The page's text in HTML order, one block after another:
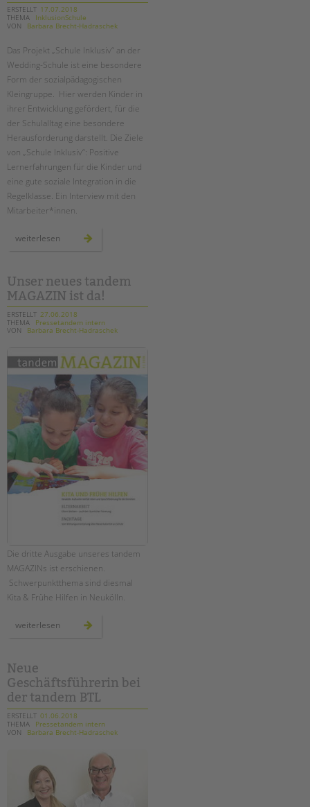
ERSTELLT 17.07.2018
THEMA
InklusionSchule
VON
Barbara Brecht-Hadraschek
Das Projekt „Schule Inklusiv“ an der
Wedding-Schule ist eine besondere
Form der sozialpädagogischen
Kleingruppe. Hier werden Kinder in
ihrer Entwicklung gefördert, für die
der Schulalltag eine besondere
Herausforderung darstellt. Die Ziele
von „Schule Inklusiv“: Positive
Lernerfahrungen für die Kinder und
eine gute soziale Integration in die
Regelklasse. Ein Interview mit den
Mitarbeiter*innen.
weiterlesen temporäre
lerngruppen
schule
Unser neues tandem
MAGAZIN ist da!
ERSTELLT 27.06.2018
THEMA
Pressetandem intern
VON
Barbara Brecht-Hadraschek
Die dritte Ausgabe unseres tandem
MAGAZINs ist erschienen.
Schwerpunktthema sind diesmal
Kita & Frühe Hilfen in Neukölln.
weiterlesen
Neue
Geschäftsführerin bei
der tandem BTL
ERSTELLT 01.06.2018
THEMA
Pressetandem intern
VON
Barbara Brecht-Hadraschek